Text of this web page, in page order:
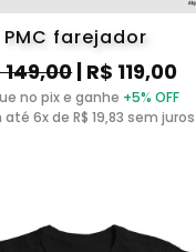
PMC farejador
149,00| R$ 119,00
no pix e ganhe +5% OFF
6x de R$ 19,83 sem juros